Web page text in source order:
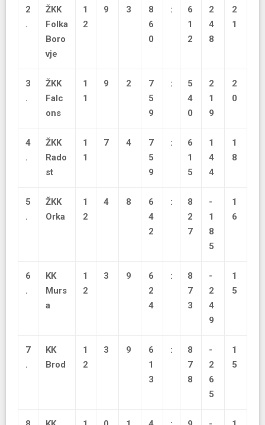
2
.
ŽKK
Folka
Boro
vje
1
2
9 3
8
6
0
:
6
1
2
2
4
8
2
1
3
.
ŽKK
Falc
ons
1
1
9 2
7
5
9
:
5
4
0
2
1
9
2
0
4
.
ŽKK
Rado
st
1
1
7 4
7
5
9
:
6
1
5
1
4
4
1
8
5
.
ŽKK
Orka
1
2
4 8
6
4
2
:
8
2
7
-
1
8
5
1
6
6
.
KK
Murs
a
1
2
3 9
6
2
4
:
8
7
3
-
2
4
9
1
5
7
.
KK
Brod
1
2
3 9
6
1
3
:
8
7
8
-
2
6
5
1
5